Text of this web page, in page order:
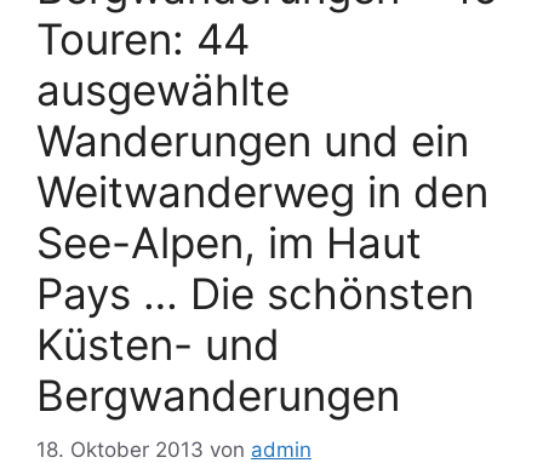
Touren: 44
ausgewählte
Wanderungen und ein
Weitwanderweg in den
See-Alpen, im Haut
Pays … Die schönsten
Küsten- und
Bergwanderungen
18. Oktober 2013 von admin